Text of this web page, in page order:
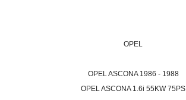
OPEL
OPEL ASCONA 1986 - 1988
OPEL ASCONA 1.6i 55KW 75PS